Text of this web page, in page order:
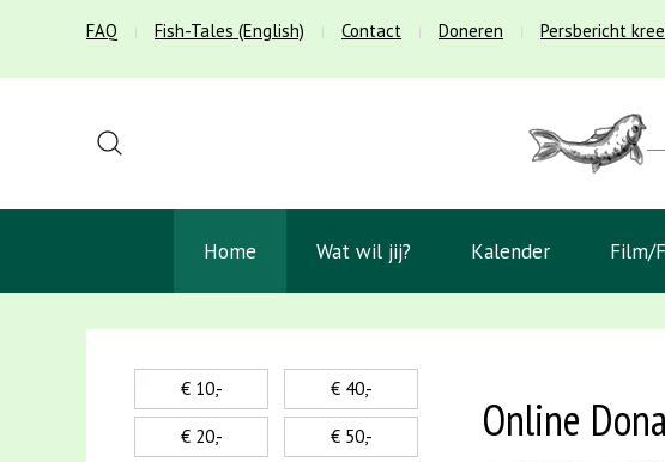
FAQ Fish-Tales (English) Contact Doneren Persbericht
Home Wat wil jij? Kalender Film/
Online
€ 10,-
€ 20,-
€ 40,-
€ 50,-